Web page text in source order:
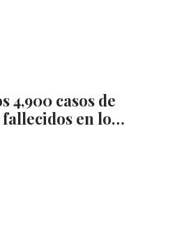
4,900 casos de
fallecidos en lo…